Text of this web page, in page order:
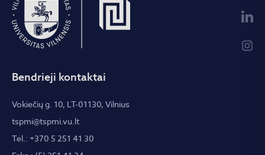
Bendrieji kontaktai
Vokiečių g. 10, LT-01130, Vilnius
tspmi@tspmi.vu.lt
Tel.: +370 5 251 41 30